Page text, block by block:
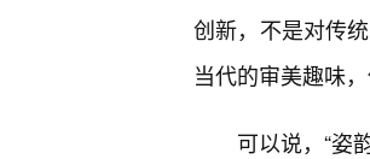
创新，不是对传
当代的审美趣味
可以说，“姿